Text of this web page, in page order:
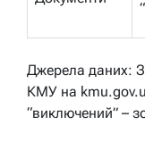
Джерела даних:
КМУ на
“виключений” –